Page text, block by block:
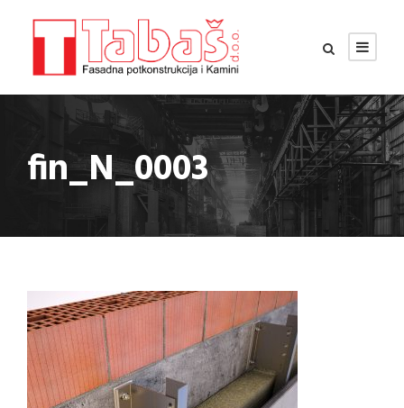
fin_N_0003